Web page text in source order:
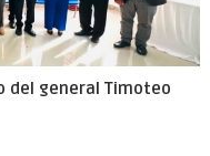
del general Timoteo